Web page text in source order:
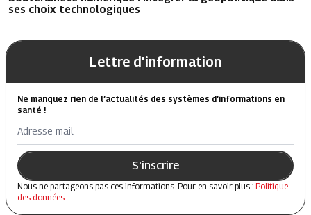
ses choix technologiques
Lettre d'information
Ne manquez rien de l’actualités des systèmes d’informations en
santé !
Adresse mail
S'inscrire
Nous ne partageons pas ces informations. Pour en savoir plus : Politique
des données